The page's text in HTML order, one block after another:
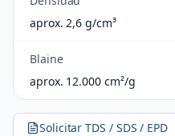
aprox. 2,6 g/cm³
Blaine
aprox. 12.000 cm²/g
Solicitar TDS / SDS / EPD